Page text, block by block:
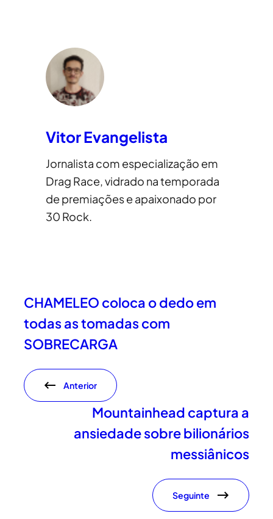
Vitor Evangelista
Jornalista com especialização em
Drag Race, vidrado na temporada
de premiações e apaixonado por
30 Rock.
CHAMELEO coloca o dedo em
todas as tomadas com
SOBRECARGA
Anterior
Mountainhead captura a
ansiedade sobre bilionários
messiânicos
Seguinte